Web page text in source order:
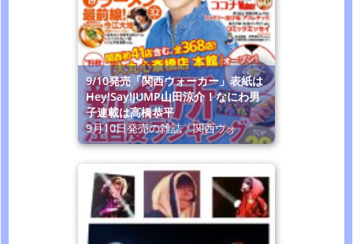
9/10発売「関西ウォーカー」表紙は
Hey!Say!JUMP山田涼介！なにわ男
子連載は高橋恭平
9月10日発売の雑誌「関西ウォ